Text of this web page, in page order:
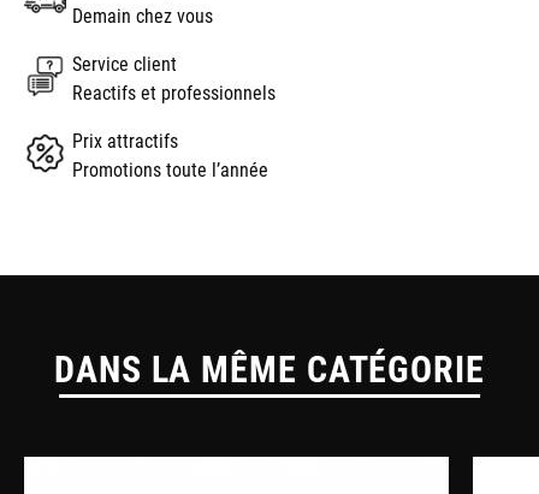
Demain chez vous
Service client
Reactifs et professionnels
Prix attractifs
Promotions toute l’année
DANS LA MÊME CATÉGORIE